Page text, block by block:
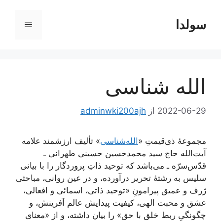
محتواسولدا فهرست
الله‌ شناسی
2022-06-29 از adminwki200ajh
مجموعۀ ذی‌قیمتِ «الله‌شناسی» تألیف ارزشمند علامه
آیت‌الله حاج سید محمد‌حسین حسینی طهرانی ـ
قدّس‌سرّه ـ می‌باشد که توحید ذاتِ پروردگار را با بیانی
سلیس به رشتۀ تحریر درآورده، و در عین روانی، مباحثی
ژرف و عمیق پیرامونِ «توحید ذاتی، اسمائی و افعالی،
عشق و محبت الهی، کیفیت پیدایش عالم آفرینش، و
چگونگیِ ربط خلق با حق» را بیان داشته، و از «معنای